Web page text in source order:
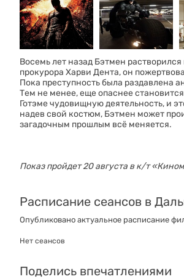
Восемь лет назад Бэтмен
прокурора Харви Дента, он
Пока преступность была раздавлена
Тем не менее, еще опаснее
Готэме чудовищную деятельность, и
надев свой костюм, Бэтмен может
загадочным прошлым всё меняется.
Показ пройдет 20 августа в к/т
Расписание сеансов в
Опубликовано актуальное расписание
Нет сеансов
Поделись впечатлениями